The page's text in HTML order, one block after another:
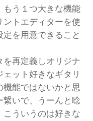
もう１つ大きな機能
トエディターを使
を用意できること
を再定義しオリジナ
ット好きなギタリ
機能ではないかと思
いで、うーんと唸
こういうのは好きな